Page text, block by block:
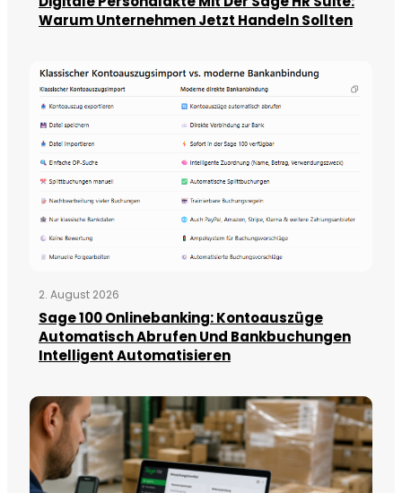
Warum Unternehmen Jetzt Handeln Sollten
2. August 2026
Sage 100 Onlinebanking: Kontoauszüge
Automatisch Abrufen Und Bankbuchungen
Intelligent Automatisieren